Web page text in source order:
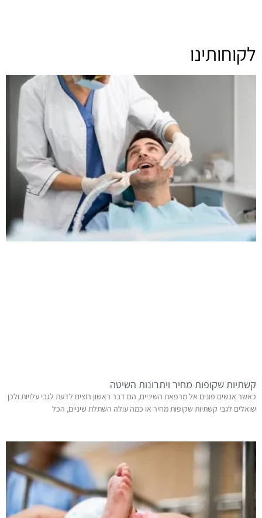
לקוחותינו
קשתיות שקופות מחיר ויתרונות השיטה
כאשר אנשים פונים אל מרפאת השיניים, הם דבר ראשון רוצים לדעת לגבי עלויות ולכן
שואלים לגבי קשתיות שקופות מחיר או כמה עולה השתלת שיניים, הכל